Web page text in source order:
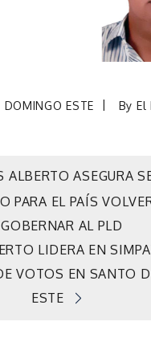
ESTE By El
ALBERTO ASEGURA
PARA EL PAÍS
GOBERNAR AL PLD
LIDERA EN
VOTOS EN SANTO
ESTE